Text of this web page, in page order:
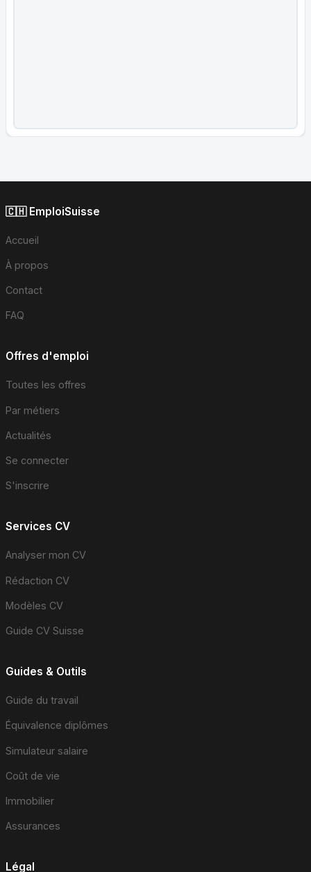
🇨🇭 EmploiSuisse
Accueil
À propos
Contact
FAQ
Offres d'emploi
Toutes les offres
Par métiers
Actualités
Se connecter
S'inscrire
Services CV
Analyser mon CV
Rédaction CV
Modèles CV
Guide CV Suisse
Guides & Outils
Guide du travail
Équivalence diplômes
Simulateur salaire
Coût de vie
Immobilier
Assurances
Légal